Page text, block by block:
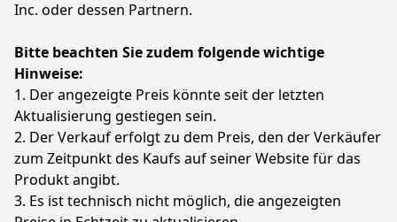
Inc. oder dessen Partnern.
Bitte beachten Sie zudem folgende wichtige
Hinweise:
1. Der angezeigte Preis könnte seit der letzten
Aktualisierung gestiegen sein.
2. Der Verkauf erfolgt zu dem Preis, den der Verkäufer
zum Zeitpunkt des Kaufs auf seiner Website für das
Produkt angibt.
3. Es ist technisch nicht möglich, die angezeigten